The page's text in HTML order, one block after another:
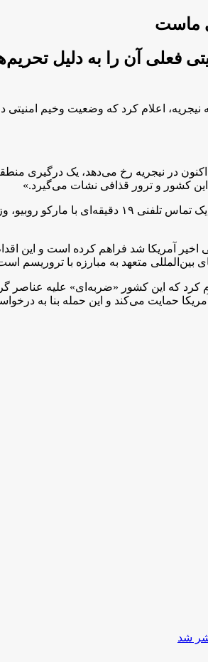
ماست
فعلی آن را به دلیل
اعلام کرد که وضعیت وخیم
کشور و ترور قذافی نشات می‌گیرد.»
توگار افزود: «پیش از حملات هوایی (حملات
اخیر آمریکا شد فراهم کرده است و
متعهد به مبارزه با تروریسم
کرد که این کشور «ضربه‌ای» علیه عناصر
حمایت می‌کند و این حمله بنا به